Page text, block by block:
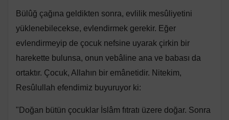
Bülûğ çağına geldikten sonra, evlilik mesûliyetini
yüklenebilecekse, evlendirmek gerekir. Eğer
evlendirmeyip de çocuk nefsine uyarak çirkin bir
harekette bulunsa, onun vebâline ana ve babası da
ortaktır. Çocuk, Allahın bir emânetidir. Nitekim,
Resûlullah efendimiz buyuruyor ki:
"Doğan bütün çocuklar İslâm fıtratı üzere doğar. Sonra